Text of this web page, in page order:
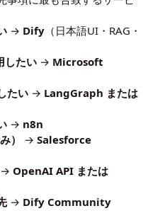
→ Dify （日本語UI・RAG・
したい → Microsoft
たい → LangGraph または
→ n8n
）
→Salesforce
→ OpenAI API または
→ Dify Community